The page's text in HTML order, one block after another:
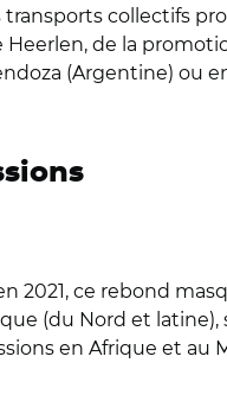
collectifs
Heerlen, de la
(Argentine) ou
2021, ce rebond
(du Nord et
en Afrique et au